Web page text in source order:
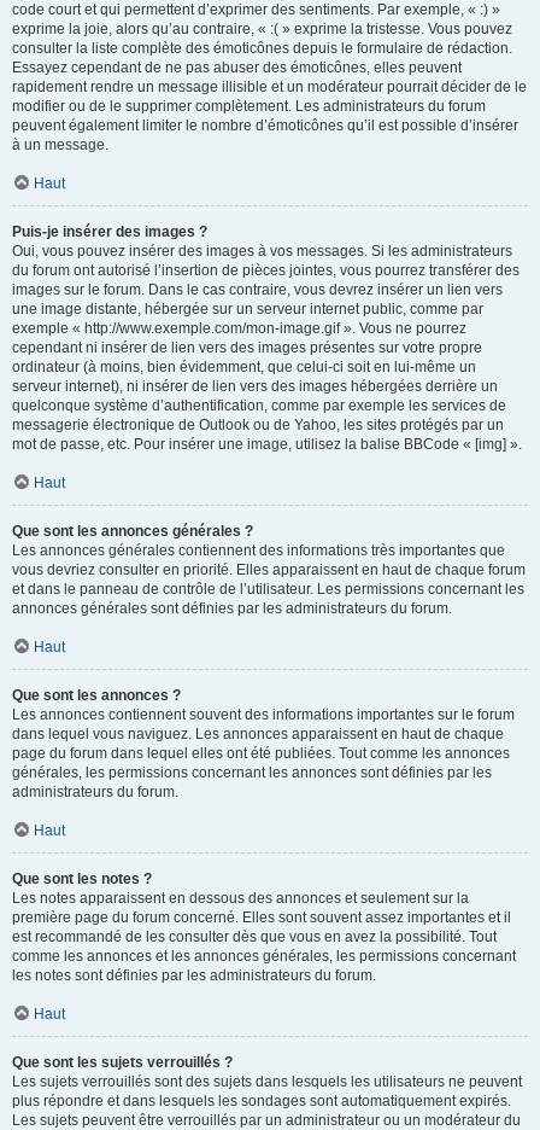
code court et qui permettent d’exprimer des sentiments. Par exemple, « :) »
exprime la joie, alors qu’au contraire, « :( » exprime la tristesse. Vous pouvez
consulter la liste complète des émoticônes depuis le formulaire de rédaction.
Essayez cependant de ne pas abuser des émoticônes, elles peuvent
rapidement rendre un message illisible et un modérateur pourrait décider de le
modifier ou de le supprimer complètement. Les administrateurs du forum
peuvent également limiter le nombre d’émoticônes qu’il est possible d’insérer
à un message.
Haut
Puis-je insérer des images ?
Oui, vous pouvez insérer des images à vos messages. Si les administrateurs
du forum ont autorisé l’insertion de pièces jointes, vous pourrez transférer des
images sur le forum. Dans le cas contraire, vous devrez insérer un lien vers
une image distante, hébergée sur un serveur internet public, comme par
exemple « http://www.exemple.com/mon-image.gif ». Vous ne pourrez
cependant ni insérer de lien vers des images présentes sur votre propre
ordinateur (à moins, bien évidemment, que celui-ci soit en lui-même un
serveur internet), ni insérer de lien vers des images hébergées derrière un
quelconque système d’authentification, comme par exemple les services de
messagerie électronique de Outlook ou de Yahoo, les sites protégés par un
mot de passe, etc. Pour insérer une image, utilisez la balise BBCode « [img] ».
Haut
Que sont les annonces générales ?
Les annonces générales contiennent des informations très importantes que
vous devriez consulter en priorité. Elles apparaissent en haut de chaque forum
et dans le panneau de contrôle de l’utilisateur. Les permissions concernant les
annonces générales sont définies par les administrateurs du forum.
Haut
Que sont les annonces ?
Les annonces contiennent souvent des informations importantes sur le forum
dans lequel vous naviguez. Les annonces apparaissent en haut de chaque
page du forum dans lequel elles ont été publiées. Tout comme les annonces
générales, les permissions concernant les annonces sont définies par les
administrateurs du forum.
Haut
Que sont les notes ?
Les notes apparaissent en dessous des annonces et seulement sur la
première page du forum concerné. Elles sont souvent assez importantes et il
est recommandé de les consulter dès que vous en avez la possibilité. Tout
comme les annonces et les annonces générales, les permissions concernant
les notes sont définies par les administrateurs du forum.
Haut
Que sont les sujets verrouillés ?
Les sujets verrouillés sont des sujets dans lesquels les utilisateurs ne peuvent
plus répondre et dans lesquels les sondages sont automatiquement expirés.
Les sujets peuvent être verrouillés par un administrateur ou un modérateur du